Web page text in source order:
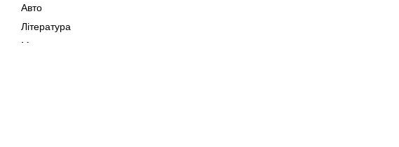
Авто
Література
Музика